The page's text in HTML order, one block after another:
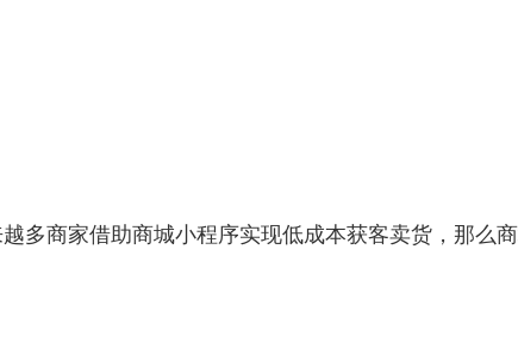
多商家借助商城小程序实现低成本获客卖货，那么